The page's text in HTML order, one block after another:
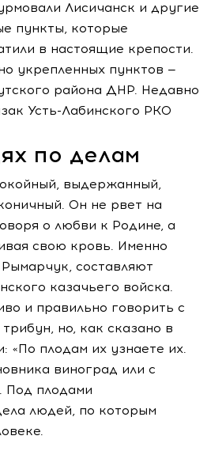
Лисичанск и другие
пункты, которые
в настоящие крепости.
укрепленных пунктов —
района ДНР. Недавно
Усть-Лабинского РКО
по делам
выдержанный,
Он не рвет на
о любви к Родине, а
свою кровь. Именно
составляют
казачьего войска.
и правильно говорить с
но, как сказано в
«По плодам их узнаете их.
виноград или с
Под плодами
людей, по которым